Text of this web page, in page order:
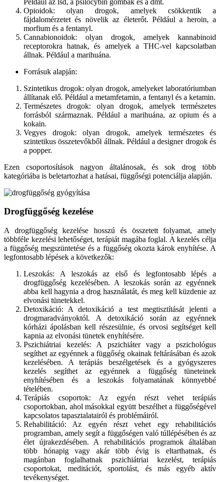
Opioidok: olyan drogok, amelyek csökkentik a
fájdalomérzetet és növelik az életerőt. Például a heroin, a
morfium és a fentanyl.
Cannabionoidok: olyan drogok, amelyek kannabinoid
receptorokra hatnak, és amelyek a THC-vel kapcsolatban
állnak. Például a marihuána.
Forrásuk alapján:
Szintetikus drogok: olyan drogok, amelyeket laboratóriumban
állítanak elő. Például a metamfetamin, a fentanyl és a ketamin.
Természetes drogok: olyan drogok, amelyek természetes
forrásból származnak. Például a marihuána, az opium és a
kokain.
Vegyes drogok: olyan drogok, amelyek természetes és
szintetikus összetevőkből állnak. Például a designer drogok és
a popper.
Ezen csoportosítások nagyon általánosak, és sok drog több
kategóriába is beletartozhat a hatásai, függőségi potenciálja alapján.
Drogfüggőség kezelése
A drogfüggőség kezelése hosszú és összetett folyamat, amely
többféle kezelési lehetőséget, terápiát magába foglal. A kezelés célja
a függőség megszüntetése és a függőség okozta károk enyhítése. A
legfontosabb lépések a következők:
Leszokás: A leszokás az első és legfontosabb lépés a
drogfüggőség kezelésében. A leszokás során az egyénnek
abba kell hagynia a drog használatát, és meg kell küzdenie az
elvonási tünetekkel.
Detoxikáció: A detoxikáció a test megtisztítását jelenti a
drogmaradványoktól. A detoxikáció során az egyénnek
kórházi ápolásban kell részesülnie, és orvosi segítséget kell
kapnia az elvonási tünetek enyhítésére.
Pszichiátriai kezelés: A pszichiáter vagy a pszichológus
segíthet az egyénnek a függőség okainak feltárásában és azok
kezelésében. A terápiás beszélgetések és a gyógyszeres
kezelés segíthet az egyénnek a függőség tüneteinek
enyhítésében és a leszokás folyamatának könnyebbé
tételében.
Terápiás csoportok: Az egyén részt vehet terápiás
csoportokban, ahol másokkal együtt beszélhet a függőségével
kapcsolatos tapasztalatairól és problémáiról.
Rehabilitáció: Az egyén részt vehet egy rehabilitációs
programban, amely segít a függőségen való túllépésében és az
élet újrakezdésében. A rehabilitációs programok általában
több hónapig vagy akár több évig is eltarthatnak, és
magánban foglalhatnak pszichiátriai kezelést, terápiás
csoportokat, meditációt, sportolást, és más egyéb aktív
tevékenységet.